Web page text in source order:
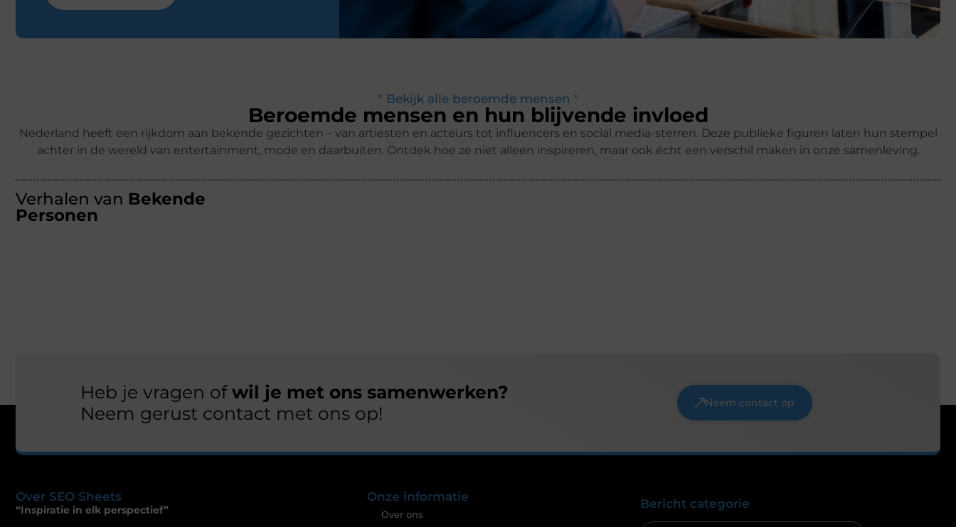
" Bekijk alle beroemde mensen "
Beroemde mensen en hun blijvende invloed
Nederland heeft een rijkdom aan bekende gezichten – van artiesten en acteurs tot influencers en social media-sterren. Deze publieke figuren laten hun stempel
achter in de wereld van entertainment, mode en daarbuiten. Ontdek hoe ze niet alleen inspireren, maar ook écht een verschil maken in onze samenleving.
Verhalen van Bekende
Personen
Heb je vragen ofwil je met ons samenwerken?
Neem gerust contact met ons op!
Neem contact op
Over SEO Sheets
“Inspiratie in elk perspectief”
Onze informatie
Over ons
Bericht categorie